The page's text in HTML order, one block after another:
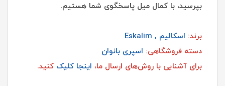
بپرسید، با کمال میل پاسخگوی شما هستیم.
برند: اسکالیم , Eskalim
دسته فروشگاهی: اسپری بانوان
برای آشنایی با روش‌های ارسال ما، اینجا کلیک کنید.